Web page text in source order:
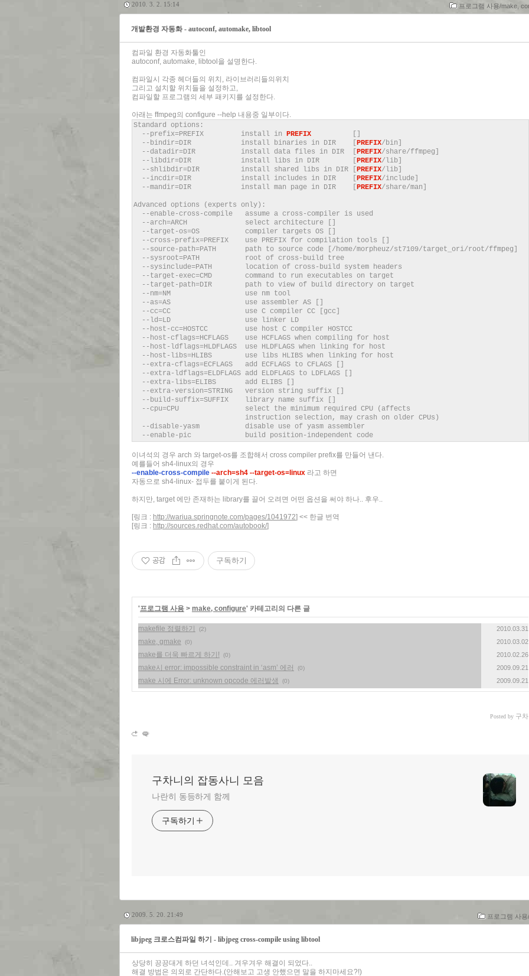
프로그램 사용/make,
2010. 3. 2. 15:14
개발환경 자동화 - autoconf, automake, libtool
컴파일 환경 자동화툴인
autoconf, automake, libtool을 설명한다.
컴파일시 각종 헤더들의 위치, 라이브러리들의위치
그리고 설치할 위치들을 설정하고,
컴파일할 프로그램의 세부 패키지를 설정한다.
아래는 ffmpeg의 configure --help 내용중 일부이다.
Standard options:
--prefix=PREFIX install in PREFIX
--bindir=DIR install binaries in DIR [ PREFIX/bin]
--datadir=DIR install data files in DIR [ PREFIX/share/ffmpeg]
--libdir=DIR install libs in DIR [ PREFIX/lib]
--shlibdir=DIR install shared libs in DIR [ PREFIX/lib]
--incdir=DIR install includes in DIR [ PREFIX/include]
--mandir=DIR install man page in DIR [ PREFIX/share/man]
Advanced options (experts only):
--enable-cross-compile assume a cross-compiler is used
--arch=ARCH select architecture []
--target-os=OS compiler targets OS []
--cross-prefix=PREFIX use PREFIX for compilation tools []
--source-path=PATH path to source code [/home/morpheuz/st7109/target_ori/root/ffmpeg]
--sysroot=PATH root of cross-build tree
--sysinclude=PATH location of cross-build system headers
--target-exec=CMD command to run executables on target
--target-path=DIR path to view of build directory on target
--nm=NM use nm tool
--as=AS use assembler AS []
--cc=CC use C compiler CC [gcc]
--ld=LD use linker LD
--host-cc=HOSTCC use host C compiler HOSTCC
--host-cflags=HCFLAGS use HCFLAGS when compiling for host
--host-ldflags=HLDFLAGS use HLDFLAGS when linking for host
--host-libs=HLIBS use libs HLIBS when linking for host
--extra-cflags=ECFLAGS add ECFLAGS to CFLAGS []
--extra-ldflags=ELDFLAGS add ELDFLAGS to LDFLAGS []
--extra-libs=ELIBS add ELIBS []
--extra-version=STRING version string suffix []
--build-suffix=SUFFIX library name suffix []
--cpu=CPU select the minimum required CPU (affects
instruction selection, may crash on older CPUs)
--disable-yasm disable use of yasm assembler
--enable-pic build position-independent code
이녀석의 경우 arch 와 target-os를 조합해서 cross compiler prefix를 만들어 낸다.
예를들어 sh4-linux의 경우
--enable-cross-compile --arch=sh4 --target-os=linux 라고 하면
자동으로 sh4-linux- 접두를 붙이게 된다.
하지만, target 에만 존재하는 library를 끌어 오려면 어떤 옵션을 써야 하나.. 후우..
[링크 : http://wariua.springnote.com/pages/1041972] << 한글 번역
[링크 : http://sources.redhat.com/autobook/]
공감 구독하기
'프로그램 사용 > make, configure' 카테고리의 다른 글
makefile 정렬하기 (2) 2010.03.31
make, gmake (0) 2010.03.02
make를 더욱 빠르게 하기! (0) 2010.02.26
make시 error: impossible constraint in ‘asm’ 에러 (0) 2009.09.21
make 시에 Error: unknown opcode 에러발생 (0) 2009.09.21
Posted by 구
구차니의 잡동사니 모음
나란히 동등하게 함께
구독하기
프로그램 사용
2009. 5. 20. 21:49
libjpeg 크로스컴파일 하기 - libjpeg cross-compile using libtool
상당히 끙끙대게 하던 녀석인데.. 겨우겨우 해결이 되었다..
해결 방법은 의외로 간단하다.(안해보고 고생 안했으면 말을 하지마세요?!)